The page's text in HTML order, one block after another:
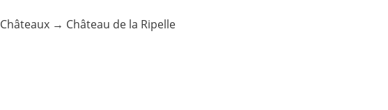
Châteaux → Château de la Ripelle